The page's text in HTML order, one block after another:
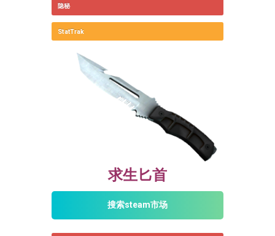
CSGO刀
CSGO箱子
隐秘
StatTrak
求生匕首
搜索steam市场